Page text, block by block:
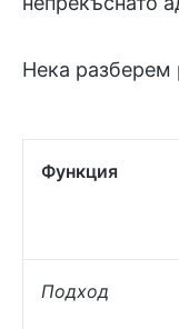
Нека разберем
Функция
Подход